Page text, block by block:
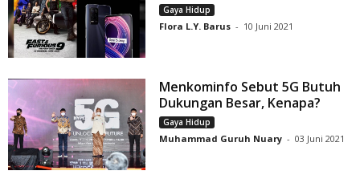
Gaya Hidup
Flora L.Y. Barus - 10 Juni 2021
Menkominfo Sebut 5G Butuh
Dukungan Besar, Kenapa?
Gaya Hidup
Muhammad Guruh Nuary - 03 Juni 2021